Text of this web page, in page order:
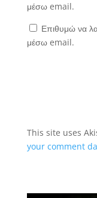
μέσω email.
Επιθυμώ να
μέσω email.
This site uses
your comment